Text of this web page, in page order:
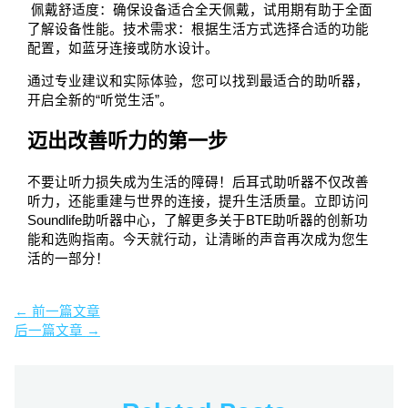
佩戴舒适度：确保设备适合全天佩戴，试用期有助于全面
了解设备性能。技术需求：根据生活方式选择合适的功能
配置，如蓝牙连接或防水设计。
通过专业建议和实际体验，您可以找到最适合的助听器，
开启全新的“听觉生活”。
迈出改善听力的第一步
不要让听力损失成为生活的障碍！后耳式助听器不仅改善
听力，还能重建与世界的连接，提升生活质量。立即访问
Soundlife助听器中心，了解更多关于BTE助听器的创新功
能和选购指南。今天就行动，让清晰的声音再次成为您生
活的一部分！
← 前一篇文章
后一篇文章 →